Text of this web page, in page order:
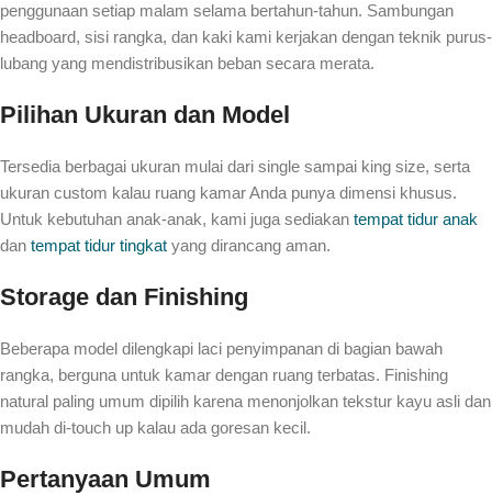
penggunaan setiap malam selama bertahun-tahun. Sambungan
headboard, sisi rangka, dan kaki kami kerjakan dengan teknik purus-
lubang yang mendistribusikan beban secara merata.
Pilihan Ukuran dan Model
Tersedia berbagai ukuran mulai dari single sampai king size, serta
ukuran custom kalau ruang kamar Anda punya dimensi khusus.
Untuk kebutuhan anak-anak, kami juga sediakan tempat tidur anak
dan tempat tidur tingkat yang dirancang aman.
Storage dan Finishing
Beberapa model dilengkapi laci penyimpanan di bagian bawah
rangka, berguna untuk kamar dengan ruang terbatas. Finishing
natural paling umum dipilih karena menonjolkan tekstur kayu asli dan
mudah di-touch up kalau ada goresan kecil.
Pertanyaan Umum